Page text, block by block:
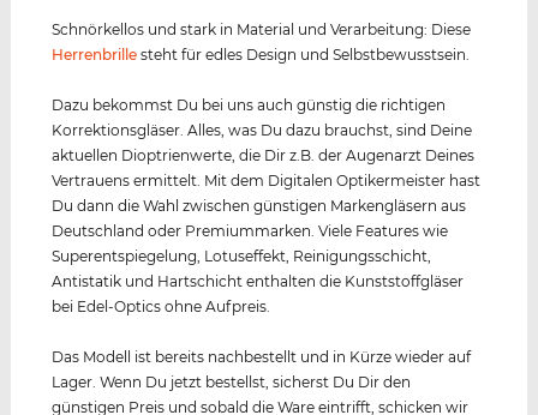
Schnörkellos und stark in Material und Verarbeitung: Diese
Herrenbrille steht für edles Design und Selbstbewusstsein.
Dazu bekommst Du bei uns auch günstig die richtigen
Korrektionsgläser. Alles, was Du dazu brauchst, sind Deine
aktuellen Dioptrienwerte, die Dir z.B. der Augenarzt Deines
Vertrauens ermittelt. Mit dem Digitalen Optikermeister hast
Du dann die Wahl zwischen günstigen Markengläsern aus
Deutschland oder Premiummarken. Viele Features wie
Superentspiegelung, Lotuseffekt, Reinigungsschicht,
Antistatik und Hartschicht enthalten die Kunststoffgläser
bei Edel-Optics ohne Aufpreis.
Das Modell ist bereits nachbestellt und in Kürze wieder auf
Lager. Wenn Du jetzt bestellst, sicherst Du Dir den
günstigen Preis und sobald die Ware eintrifft, schicken wir